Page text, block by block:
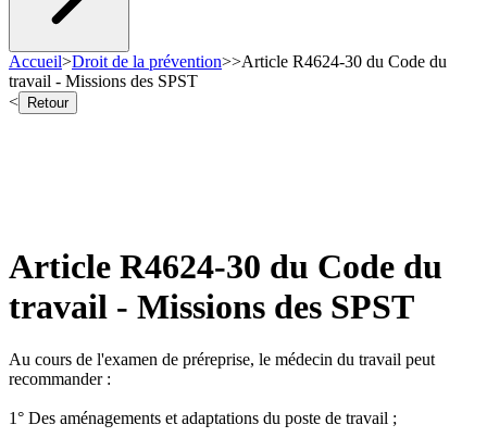
Accueil>Droit de la prévention>>Article R4624-30 du Code du
travail - Missions des SPST
<
Retour
Article R4624-30 du Code du
travail - Missions des SPST
Au cours de l'examen de préreprise, le médecin du travail peut
recommander :
1° Des aménagements et adaptations du poste de travail ;